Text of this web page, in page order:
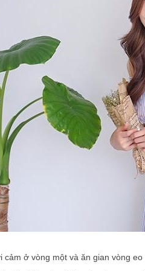
ở vòng một và ăn gian vòng